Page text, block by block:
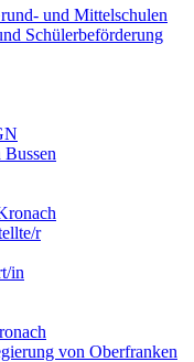
und Mittelschulen
Schülerbeförderung
Bussen
r
in
von Oberfranken